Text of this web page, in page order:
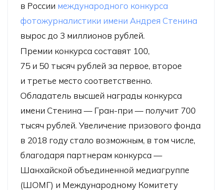
в России международного конкурса
фотожурналистики имени Андрея Стенина
вырос до 3 миллионов рублей.
Премии конкурса составят 100,
75 и 50 тысяч рублей за первое, второе
и третье место соответственно.
Обладатель высшей награды конкурса
имени Стенина — Гран-при — получит 700
тысяч рублей. Увеличение призового фонда
в 2018 году стало возможным, в том числе,
благодаря партнерам конкурса —
Шанхайской объединенной медиагруппе
(ШОМГ) и Международному Комитету